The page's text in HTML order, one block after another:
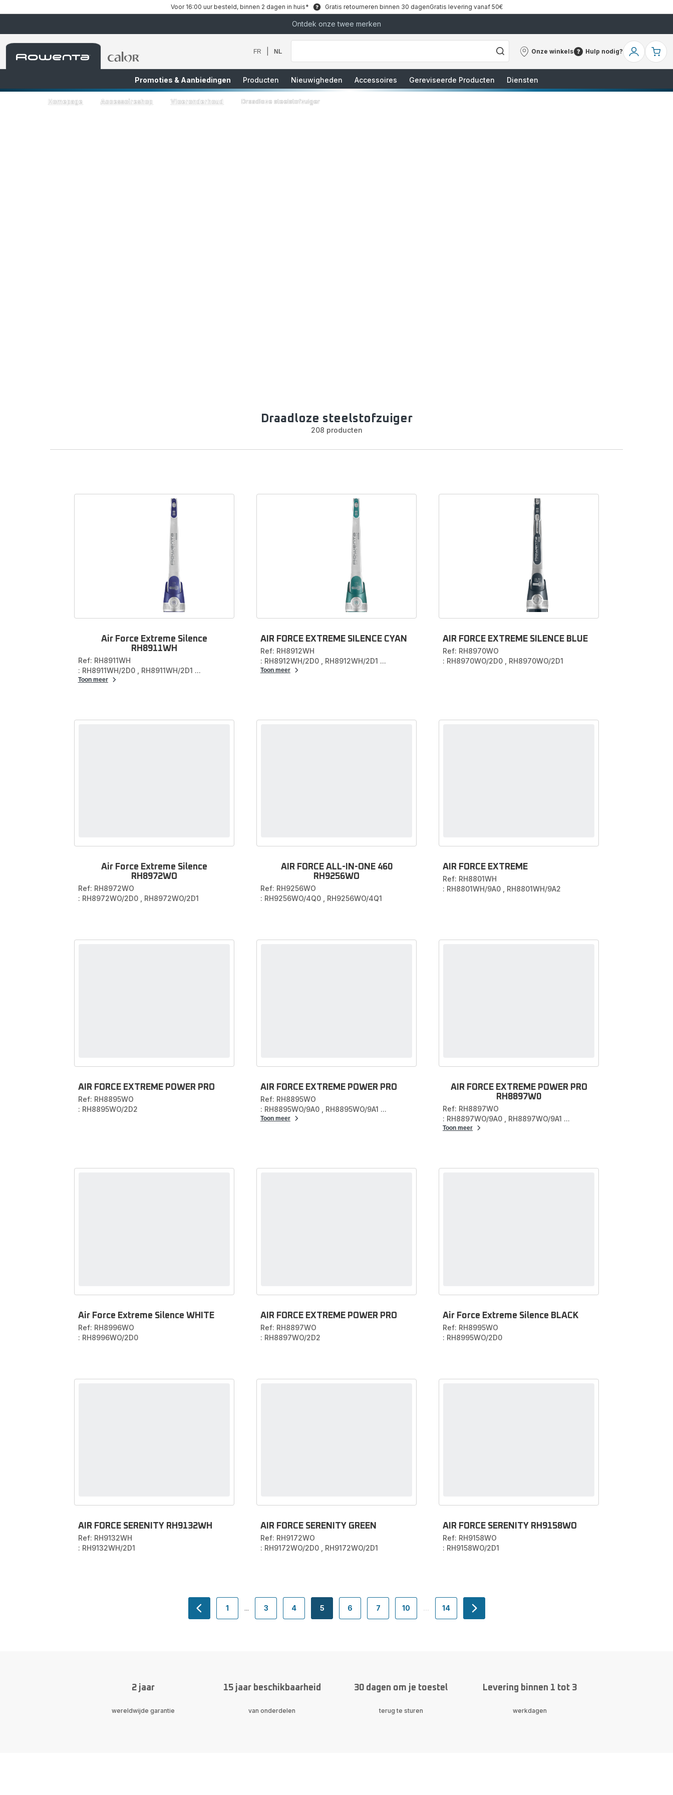
Voor 16:00 uur besteld, binnen 2 dagen in huis* Gratis retourneren binnen 30 dagenGratis levering vanaf 50€
Ontdek onze twee merken
Rowenta-
startpagina
Rowenta-
FR NL
Waar
bent
Onze winkels
Onze
Hulp nodig?
Hulp
Mijn
Promoties & Aanbiedingen
Producten Nieuwigheden Accessoires Gereviseerde Producten Diensten
Homepage Accessoireshop Vloeronderhoud Draadloze steelstofzuiger
Ons assortiment bevat een uitgebreide selectie reserveonderdelen en
accessoires voor meerdere modellen draadloze steelstofzuigers, zoals de
Vind het accessoire of reserveonderdeel voor je steelstofzuiger door het
artikelnummer in de zoekbalk in te voeren of door het model van je apparaat in
het menu hierboven te kiezen.
schoon te houden.
Draadloze steelstofzuiger
208 producten
Air Force Extreme Silence
RH8911WH
Ref: RH8911WH
: RH8911WH/2D0
RH8911WH/2D1 ...
Toon meer
AIR FORCE EXTREME SILENCE CYAN
Ref: RH8912WH
: RH8912WH/2D0
RH8912WH/2D1 ...
Toon meer
AIR FORCE EXTREME SILENCE BLUE
Ref: RH8970WO
: RH8970WO/2D0
RH8970WO/2D1
Air Force Extreme Silence
RH8972WO
Ref: RH8972WO
: RH8972WO/2D0
RH8972WO/2D1
AIR FORCE ALL-IN-ONE 460
RH9256WO
Ref: RH9256WO
: RH9256WO/4Q0
RH9256WO/4Q1
AIR FORCE EXTREME
Ref: RH8801WH
: RH8801WH/9A0
RH8801WH/9A2
AIR FORCE EXTREME POWER PRO
Ref: RH8895WO
: RH8895WO/2D2
AIR FORCE EXTREME POWER PRO
Ref: RH8895WO
: RH8895WO/9A0
RH8895WO/9A1 ...
Toon meer
AIR FORCE EXTREME POWER PRO
RH8897W0
Ref: RH8897WO
: RH8897WO/9A0
RH8897WO/9A1 ...
Toon meer
Air Force Extreme Silence WHITE
Ref: RH8996WO
: RH8996WO/2D0
AIR FORCE EXTREME POWER PRO
Ref: RH8897WO
: RH8897WO/2D2
Air Force Extreme Silence BLACK
Ref: RH8995WO
: RH8995WO/2D0
AIR FORCE SERENITY RH9132WH
Ref: RH9132WH
: RH9132WH/2D1
AIR FORCE SERENITY GREEN
Ref: RH9172WO
: RH9172WO/2D0
RH9172WO/2D1
AIR FORCE SERENITY RH9158WO
Ref: RH9158WO
: RH9158WO/2D1
navigation.pagination.actions.prev
1-
... 3
-
4
-
5
-
6
-
7
-
10
-
... 14
-
navigation.pagination.actions.next
2 jaar
wereldwijde garantie
15 jaar beschikbaarheid
van onderdelen
30 dagen om je toestel
terug te sturen
Levering binnen 1 tot 3
werkdagen